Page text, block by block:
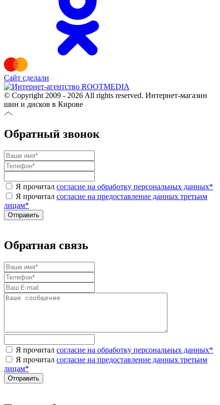
Сайт сделали
© Copyright 2009 - 2026 All rights reserved. Интернет-магазин
шин и дисков в Кирове
Обратный звонок
Я прочитал согласие на обработку персональных данных*
Я прочитал согласие на предоставление данных третьим
лицам*
Обратная связь
Я прочитал согласие на обработку персональных данных*
Я прочитал согласие на предоставление данных третьим
лицам*